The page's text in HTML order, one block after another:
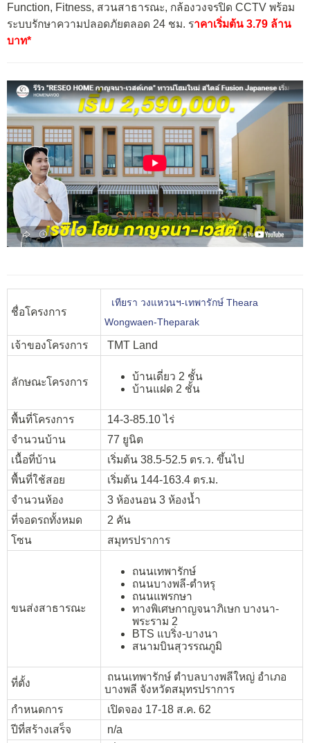
Function, Fitness, สวนสาธารณะ, กล้องวงจรปิด CCTV พร้อม
ระบบรักษาความปลอดภัยตลอด 24 ชม. ราคาเริ่มต้น 3.79 ล้าน
บาท*
ชื่อโครงการ
เทียรา วงแหวนฯ-เทพารักษ์ Theara
Wongwaen-Theparak
เจ้าของโครงการ TMT Land
ลักษณะโครงการ
บ้านเดี่ยว 2 ชั้น
บ้านแฝด 2 ชั้น
พื้นที่โครงการ
14-3-85.10 ไร่
จำนวนบ้าน
77 ยูนิต
เนื้อที่บ้าน
เริ่มต้น 38.5-52.5 ตร.ว. ขึ้นไป
พื้นที่ใช้สอย
เริ่มต้น 144-163.4 ตร.ม.
จำนวนห้อง
3 ห้องนอน 3 ห้องน้ำ
ที่จอดรถทั้งหมด
2 คัน
โซน
สมุทรปราการ
ขนส่งสาธารณะ
ถนนเทพารักษ์
ถนนบางพลี-ตำหรุ
ถนนแพรกษา
ทางพิเศษกาญจนาภิเษก บางนา-
พระราม 2
BTS แบริ่ง-บางนา
สนามบินสุวรรณภูมิ
ที่ตั้ง
ถนนเทพารักษ์ ตำบลบางพลีใหญ่ อำเภอ
บางพลี จังหวัดสมุทรปราการ
กำหนดการ
เปิดจอง 17-18 ส.ค. 62
ปีที่สร้างเสร็จ
n/a